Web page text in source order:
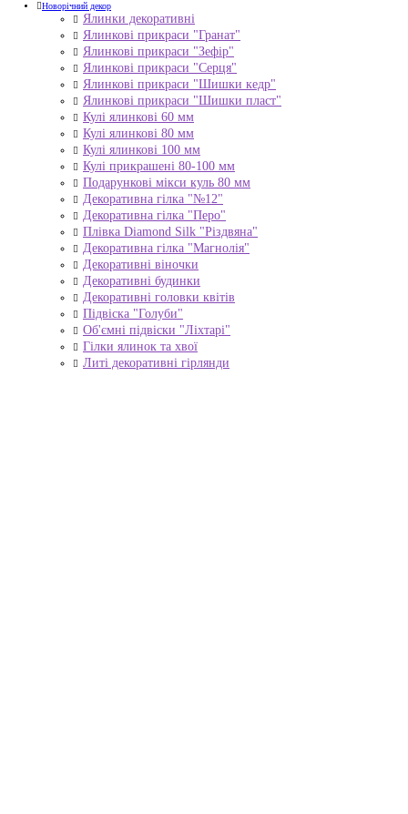
Новорічний декор
Ялинки декоративні
Ялинкові прикраси "Гранат"
Ялинкові прикраси "Зефір"
Ялинкові прикраси "Серця"
Ялинкові прикраси "Шишки кедр"
Ялинкові прикраси "Шишки пласт"
Кулі ялинкові 60 мм
Кулі ялинкові 80 мм
Кулі ялинкові 100 мм
Кулі прикрашені 80-100 мм
Подарункові мікси куль 80 мм
Декоративна гілка "№12"
Декоративна гілка "Перо"
Плівка Diamond Silk "Різдвяна"
Декоративна гілка "Магнолія"
Декоративні віночки
Декоративні будинки
Декоративні головки квітів
Підвіска "Голуби"
Об'ємні підвіски "Ліхтарі"
Гілки ялинок та хвої
Литі декоративні гірлянди